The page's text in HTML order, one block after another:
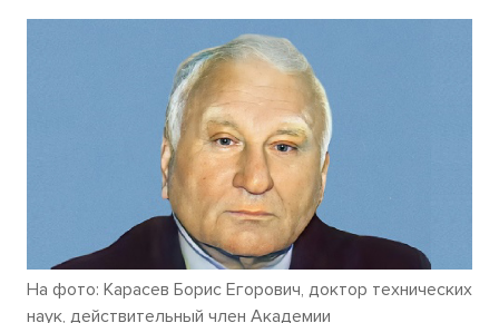
На фото: Карасев Борис Егорович, доктор технических
наук, действительный член Академии